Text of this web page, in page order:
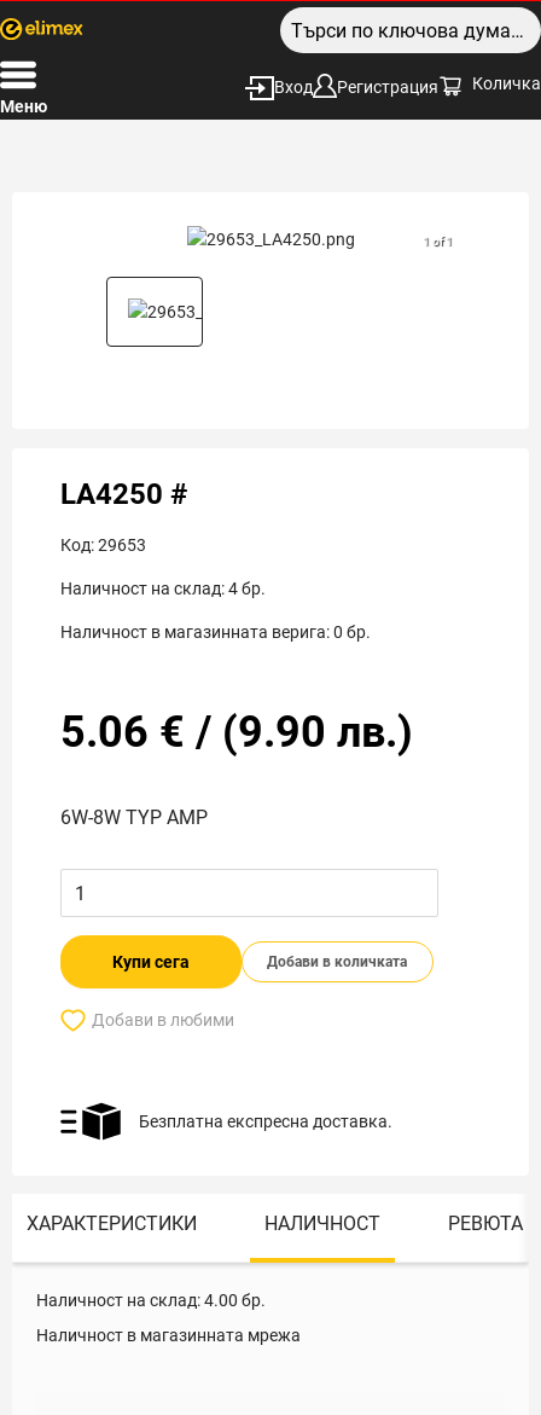
Меню
Вход Регистрация Количка
1 of 1
LA4250 #
Код:29653
Наличност на склад:4бр.
Наличност в магазинната верига:0 бр.
5.06 € / (9.90 лв.)
6W-8W TYP AMP
Купи сега Добави в количката
Добави в любими
Безплатна експресна доставка.
ХАРАКТЕРИСТИКИ НАЛИЧНОСТ РЕВЮТА
Наличност на склад:4.00 бр.
Наличност в магазинната мрежа